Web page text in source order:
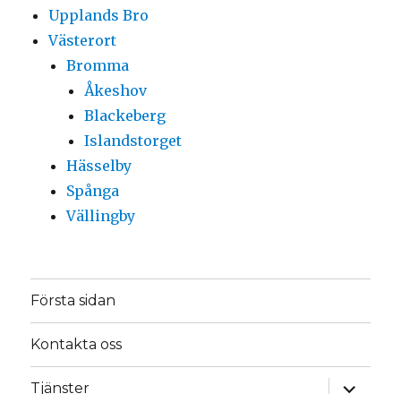
Upplands Bro
Västerort
Bromma
Åkeshov
Blackeberg
Islandstorget
Hässelby
Spånga
Vällingby
Första sidan
Kontakta oss
Tjänster